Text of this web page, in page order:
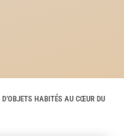
D’OBJETS HABITÉS AU CŒUR DU